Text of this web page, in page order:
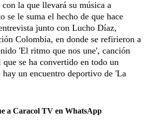
la que llevará su música a
se le suma el hecho de que hace
junto con Lucho Díaz,
Colombia, en donde se refirieron a
'El ritmo que nos une', canción
se ha convertido en todo un
un encuentro deportivo de 'La
a Caracol TV en WhatsApp